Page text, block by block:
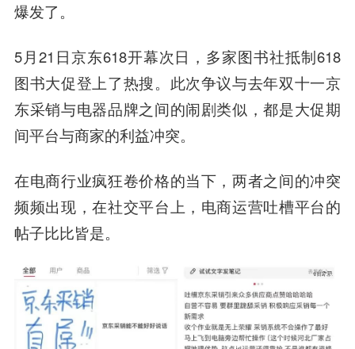
爆发了。
5月21日京东618开幕次日，多家图书社抵制618
图书大促登上了热搜。 此次争议与去年双十一京
东采销与电器品牌之间的闹剧类似，都是大促期
间平台与商家的利益冲突。
在电商行业疯狂卷价格的当下，两者之间的冲突
频频出现，在社交平台上，电商运营吐槽平台的
帖子比比皆是。